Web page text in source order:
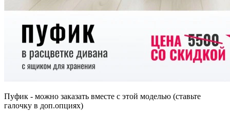
Пуфик - можно заказать вместе с этой моделью (ставьте
галочку в доп.опциях)